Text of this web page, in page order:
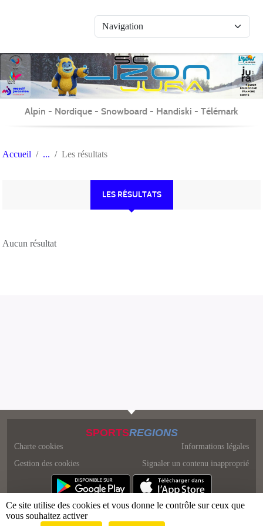
Alpin - Nordique - Snowboard - Handiski - Télémark
Accueil Les résultats
LES RÉSULTATS
Aucun résultat
SPORTSREGIONS
Charte cookies
Gestion des cookies
Informations légales
Signaler un contenu inapproprié
Ce site utilise des cookies et vous donne le contrôle sur ceux que
vous souhaitez activer